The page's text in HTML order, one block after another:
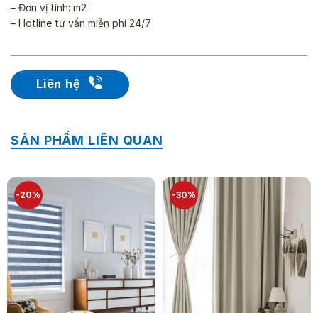
Liên hệ
– Đơn vị tính: m2
– Hotline tư vấn miễn phí 24/7
SẢN PHẨM LIÊN QUAN
-20% -30%